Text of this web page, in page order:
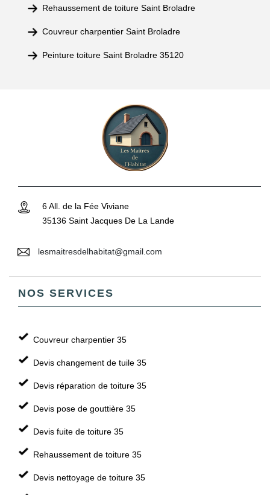
Rehaussement de toiture Saint Broladre
Couvreur charpentier Saint Broladre
Peinture toiture Saint Broladre 35120
6 All. de la Fée Viviane
35136 Saint Jacques De La Lande
lesmaitresdelhabitat@gmail.com
NOS SERVICES
Couvreur charpentier 35
Devis changement de tuile 35
Devis réparation de toiture 35
Devis pose de gouttière 35
Devis fuite de toiture 35
Rehaussement de toiture 35
Devis nettoyage de toiture 35